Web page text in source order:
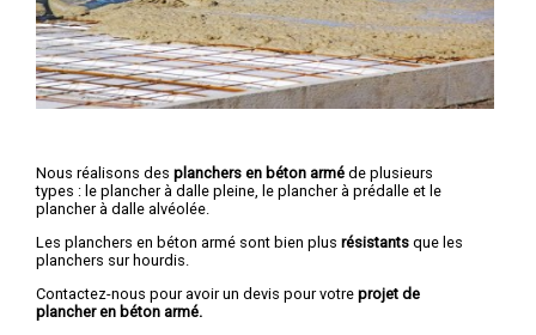
Nous réalisons des planchers en béton armé de plusieurs
types : le plancher à dalle pleine, le plancher à prédalle et le
plancher à dalle alvéolée.
Les planchers en béton armé sont bien plus résistants que les
planchers sur hourdis.
Contactez-nous pour avoir un devis pour votre projet de
plancher en béton armé.